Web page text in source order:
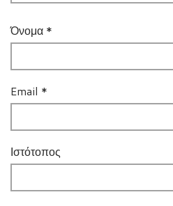
Όνομα *
Email *
Ιστότοπος